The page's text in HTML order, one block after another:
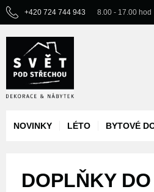
+420 724 744 943 8.00 - 17.00 hod
NOVINKY LÉTO BYTOVÉ
DOPLŇKY